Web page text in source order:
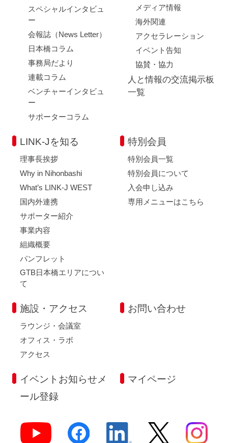
スペシャルインタビュ
ー
会報誌（News Letter）
日本橋コラム
事務局だより
連載コラム
ベンチャーインタビュ
ー
サポーターコラム
メディア情報
海外関連
アクセラレーション
イベント告知
協賛・協力
人と情報の交流掲示板
一覧
LINK-Jを知る
理事長挨拶
Why in Nihonbashi
What’s LINK-J WEST
国内外連携
サポーター紹介
事業内容
組織概要
パンフレット
GTB日本橋エリアについ
て
特別会員
特別会員一覧
特別会員について
入会申し込み
専用メニューはこちら
施設・アクセス
ラウンジ・会議室
オフィス・ラボ
アクセス
お問い合わせ
イベントお知らせメ
ール登録
マイページ